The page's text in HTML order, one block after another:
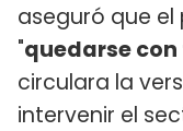
aseguró que
"quedarse
circulara la
intervenir el